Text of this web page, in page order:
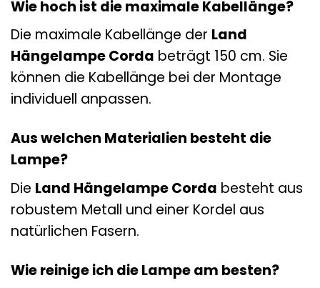
Wie hoch ist die maximale Kabellänge?
Die maximale Kabellänge der Land
Hängelampe Corda beträgt 150 cm. Sie
können die Kabellänge bei der Montage
individuell anpassen.
Aus welchen Materialien besteht die
Lampe?
Die Land Hängelampe Corda besteht aus
robustem Metall und einer Kordel aus
natürlichen Fasern.
Wie reinige ich die Lampe am besten?